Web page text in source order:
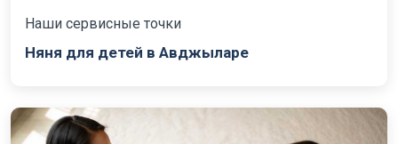
Наши сервисные точки
Няня для детей в Авджыларе